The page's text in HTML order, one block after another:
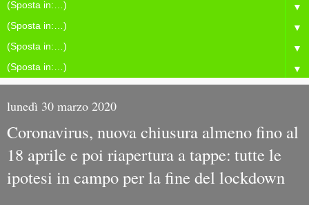
▼
▼
▼
▼
lunedì 30 marzo 2020
Coronavirus, nuova chiusura almeno fino al
18 aprile e poi riapertura a tappe: tutte le
ipotesi in campo per la fine del lockdown